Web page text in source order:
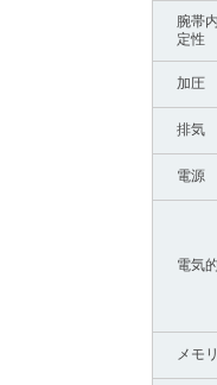
腕帯
定性
加圧
排気
電源
電気
メモ